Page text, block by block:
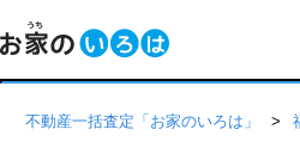
不動産一括査定「お家のいろは」